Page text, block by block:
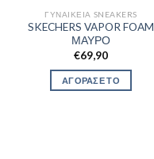
ΓΥΝΑΙΚΕΊΑ SNEAKERS
SKECHERS VAPOR FOAM
ΜΑΥΡΟ
€69,90
ΑΓΟΡΑΣΕ ΤΟ